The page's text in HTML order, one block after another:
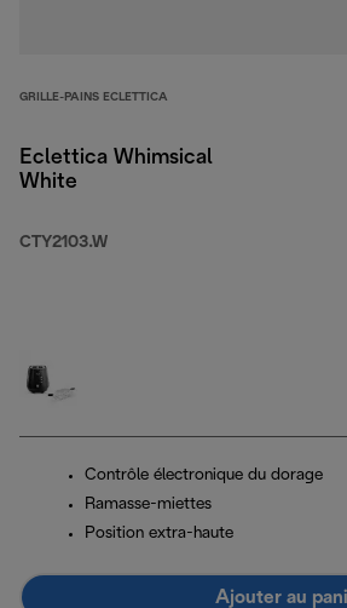
GRILLE-PAINS ECLETTICA
Eclettica Whimsical
White
CTY2103.W
Contrôle électronique du dorage
Ramasse-miettes
Position extra-haute
Ajouter au